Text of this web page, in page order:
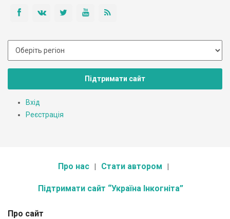
Підтримати сайт
Вхід
Реєстрація
Про нас Стати автором
Підтримати сайт “Україна Інкогніта”
Про сайт